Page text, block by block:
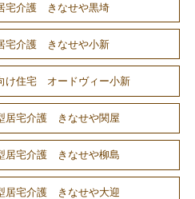
宅介護 きなせや黒埼
宅介護 きなせや小新
け住宅 オードヴィー小新
居宅介護 きなせや関屋
居宅介護 きなせや柳島
居宅介護 きなせや大迎